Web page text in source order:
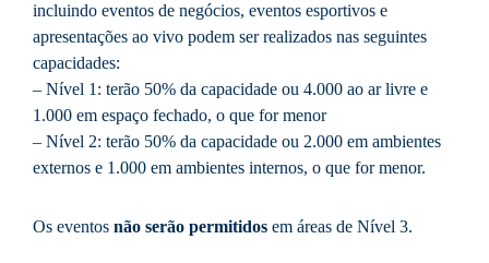
incluindo eventos de negócios, eventos esportivos e
apresentações ao vivo podem ser realizados nas seguintes
capacidades:
– Nível 1: terão 50% da capacidade ou 4.000 ao ar livre e
1.000 em espaço fechado, o que for menor
– Nível 2: terão 50% da capacidade ou 2.000 em ambientes
externos e 1.000 em ambientes internos, o que for menor.
Os eventos não serão permitidos em áreas de Nível 3.